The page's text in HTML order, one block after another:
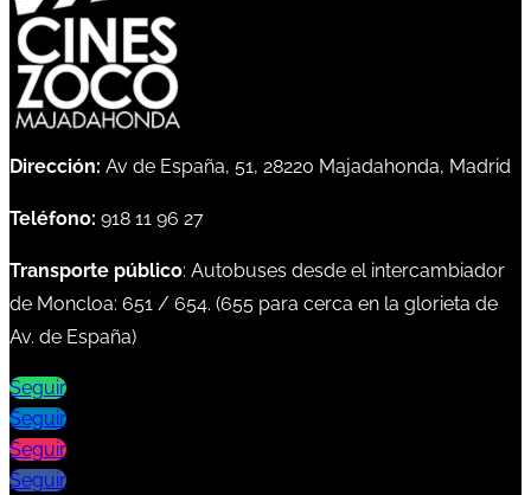
Dirección: Av de España, 51, 28220 Majadahonda, Madrid
Teléfono: 918 11 96 27
Transporte público: Autobuses desde el intercambiador
de Moncloa: 651 / 654. (655 para cerca en la glorieta de
Av. de España)
Seguir
Seguir
Seguir
Seguir